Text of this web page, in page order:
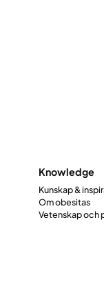
Knowledge
Kunskap &
Om obesitas
Vetenskap och